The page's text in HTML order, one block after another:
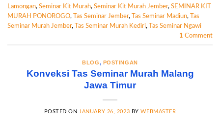
Lamongan, Seminar Kit Murah, Seminar Kit Murah Jember, SEMINAR KIT
MURAH PONOROGO, Tas Seminar Jember, Tas Seminar Madiun,
Tas
Seminar Murah Jember, Tas Seminar Murah Kediri,
Tas Seminar Ngawi
1 Comment
BLOG, POSTINGAN
Konveksi Tas Seminar Murah Malang
Jawa Timur
POSTED ONJANUARY 26, 2023 BYWEBMASTER